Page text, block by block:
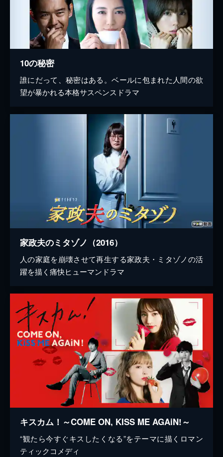
10の秘密
誰にだって、秘密はある。ベールに包まれた人間の欲
望が暴かれる本格サスペンスドラマ
家政夫のミタゾノ（2016）
人の家庭を崩壊させて再生する家政夫・ミタゾノの活
躍を描く痛快ヒューマンドラマ
キスカム！～COME ON, KISS ME AGAiN!～
“観たら今すぐキスしたくなる”をテーマに描くロマン
ティックコメディ